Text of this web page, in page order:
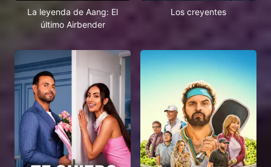
La leyenda de Aang: El
último Airbender
Los creyentes